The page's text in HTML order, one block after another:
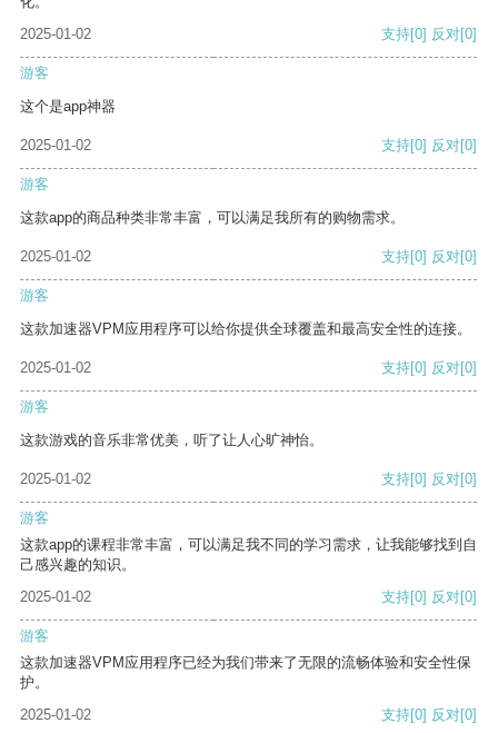
2025-01-02
支持[0] 反对[0]
游客
这个是app神器
2025-01-02 支持[0] 反对[0]
游客
这款app的商品种类非常丰富，可以满足我所有的购物需求。
2025-01-02 支持[0] 反对[0]
游客
这款加速器VPM应用程序可以给你提供全球覆盖和最高安全性的连接。
2025-01-02 支持[0] 反对[0]
游客
这款游戏的音乐非常优美，听了让人心旷神怡。
2025-01-02 支持[0] 反对[0]
游客
这款app的课程非常丰富，可以满足我不同的学习需求，让我能够找到自
己感兴趣的知识。
2025-01-02
支持[0] 反对[0]
游客
这款加速器VPM应用程序已经为我们带来了无限的流畅体验和安全性保
护。
2025-01-02
支持[0] 反对[0]